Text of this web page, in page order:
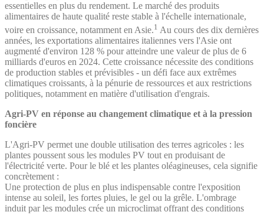
essentielles en plus du rendement. Le marché des produits
alimentaires de haute qualité reste stable à l'échelle internationale,
voire en croissance, notamment en Asie.1 Au cours des dix dernières
années, les exportations alimentaires italiennes vers l'Asie ont
augmenté d'environ 128 % pour atteindre une valeur de plus de 6
milliards d'euros en 2024. Cette croissance nécessite des conditions
de production stables et prévisibles - un défi face aux extrêmes
climatiques croissants, à la pénurie de ressources et aux restrictions
politiques, notamment en matière d'utilisation d'engrais.
Agri-PV en réponse au changement climatique et à la pression
foncière
L'Agri-PV permet une double utilisation des terres agricoles : les
plantes poussent sous les modules PV tout en produisant de
l'électricité verte. Pour le blé et les plantes oléagineuses, cela signifie
concrètement :
Une protection de plus en plus indispensable contre l'exposition
intense au soleil, les fortes pluies, le gel ou la grêle. L'ombrage
induit par les modules crée un microclimat offrant des conditions